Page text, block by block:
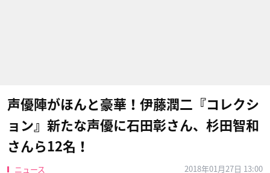
声優陣がほんと豪華！伊藤潤二『コレクシ
ョン』新たな声優に石田彰さん、杉田智和
さんら12名！
ニュース
2018年01月27日 13:00